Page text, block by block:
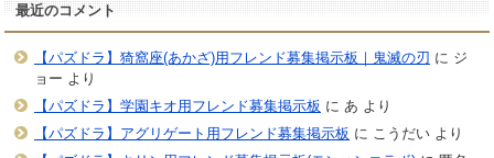
最近のコメント
【パズドラ】猗窩座(あかざ)用フレンド募集掲示板｜鬼滅の刃 に ジ
ョー より
【パズドラ】学園キオ用フレンド募集掲示板 に あ より
【パズドラ】アグリゲート用フレンド募集掲示板 に こうだいより